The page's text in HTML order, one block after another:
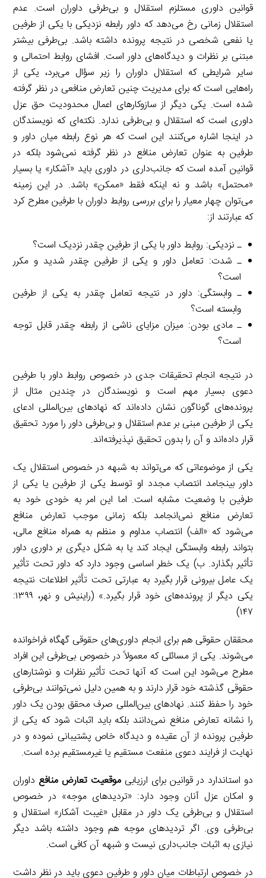
قوانین داوری مستلزم استقلال و بی‌طرفی داوران است. عدم
استقلال زمانی رخ می‌دهد که داور رابطه نزدیکی با یکی از طرفین
یا نفعی شخصی در نتیجه پرونده داشته باشد. بی‌طرفی بیشتر
مبتنی بر نظرات و دیدگاه‌های داور است. افشای روابط احتمالی و
سایر شرایطی که استقلال داوران را زیر سؤال می‌برد، یکی از
راه‌هایی است که برای مدیریت چنین تعارض منافعی در نظر گرفته
شده است. یکی دیگر از سازوکارهای اعمال محدودیت حق عزل
داوری است که استقلال و بی‌طرفی ندارد. نکته‌ای که نویسندگان
در اینجا اشاره می‌کنند این است که هر نوع رابطه میان داور و
طرفین به عنوان تعارض منافع در نظر گرفته نمی‌شود بلکه در
قوانین آمده است که جانب‌داری در داوری باید «آشکار» یا بسیار
«محتمل» باشد و نه اینکه فقط «ممکن» باشد. در این زمینه
می‌توان چهار معیار را برای بررسی روابط داوران با طرفین مطرح کرد
که عبارتند از:
ـ نزدیکی: روابط داور با یکی از طرفین چقدر نزدیک است؟
ـ شدت: تعامل داور و یکی از طرفین چقدر شدید و مکرر
است؟
ـ وابستگی: داور در نتیجه تعامل چقدر به یکی از طرفین
وابسته است؟
ـ مادی بودن: میزان مزایای ناشی از رابطه چقدر قابل توجه
است؟
در نتیجه انجام تحقیقات جدی در خصوص روابط داور با طرفین
دعوی بسیار مهم است و نویسندگان در چندین مثال از
پرونده‌های گوناگون نشان داده‌اند که نهادهای بین‌المللی ادعای
یکی از طرفین مبنی بر عدم استقلال و بی‌طرفی داور را مورد تحقیق
قرار داده‌اند و آن را بدون تحقیق نپذیرفته‌اند.
یکی از موضوعاتی که می‌تواند به شبهه در خصوص استقلال یک
داور بینجامد انتصاب مجدد او توسط یکی از طرفین یا یکی از
طرفین با وضعیت مشابه است. اما این امر به خودی خود به
تعارض منافع نمی‌انجامد بلکه زمانی موجب تعارض منافع
می‌شود که «الف) انتصاب مداوم و منظم به همراه منافع مالی،
بتواند رابطه وابستگی ایجاد کند یا به شکل دیگری بر داوری داور
تأثیر بگذارد. ب) یک خطر اساسی وجود دارد که داور تحت تأثیر
یک عامل بیرونی قرار بگیرد به عبارتی تحت تأثیر اطلاعات نتیجه
یکی دیگر از پرونده‌های خود قرار بگیرد.» (راینیش و نهر، ۱۳۹۹:
۱۴۷)
محققان حقوقی هم برای انجام داوری‌های حقوقی گهگاه فراخوانده
می‌شوند. یکی از مسائلی که معمولاً در خصوص بی‌طرفی این افراد
مطرح می‌شود این است که آنها تحت تأثیر نظرات و نوشتارهای
حقوقی گذشته خود قرار دارند و به همین دلیل نمی‌توانند بی‌طرفی
خود را حفظ کنند. نهادهای بین‌المللی صرف محقق بودن یک داور
را نشانه تعارض منافع نمی‌دانند بلکه باید اثبات شود که یکی از
طرفین پرونده از آن عقیده و دیدگاه خاص پشتیبانی نموده و در
نهایت از فرایند دعوی منفعت مستقیم یا غیرمستقیم برده است.
دو استاندارد در قوانین برای ارزیابی موقعیت تعارض منافعداوران
و امکان عزل آنان وجود دارد: «تردیدهای موجه» در خصوص
استقلال و بی‌طرفی یک داور در مقابل «غیبت آشکار» استقلال و
بی‌طرفی وی. اگر تردیدهای موجه هم وجود داشته باشد دیگر
نیازی به اثبات جانب‌داری نیست و شبهه آن کافی است.
در خصوص ارتباطات میان داور و طرفین دعوی باید در نظر داشت